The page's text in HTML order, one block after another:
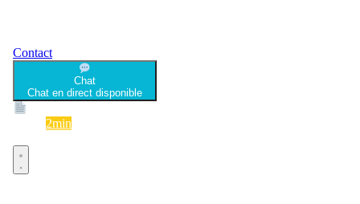
Contact
Chat
Chat en direct disponible
2min